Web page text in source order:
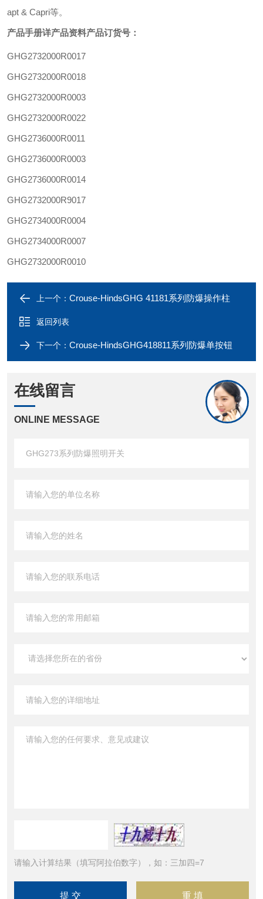
apt & Capri等。
产品手册详产品资料产品订货号：
GHG2732000R0017
GHG2732000R0018
GHG2732000R0003
GHG2732000R0022
GHG2736000R0011
GHG2736000R0003
GHG2736000R0014
GHG2732000R9017
GHG2734000R0004
GHG2734000R0007
GHG2732000R0010
上一个： Crouse-HindsGHG 41181系列防爆操作柱
返回列表
下一个： Crouse-HindsGHG418811系列防爆单按钮
在线留言
ONLINE MESSAGE
请输入计算结果（填写阿拉伯数字），如：三加四=7